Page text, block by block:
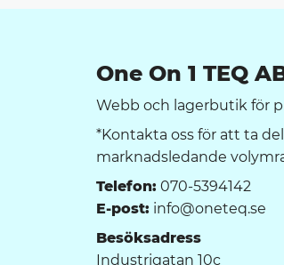
One On 1 TEQ
Webb och lagerbutik för
*Kontakta oss för att ta
marknadsledande
Telefon: 070-5394142
E-post: info@oneteq.se
Besöksadress
Industrigatan 10c